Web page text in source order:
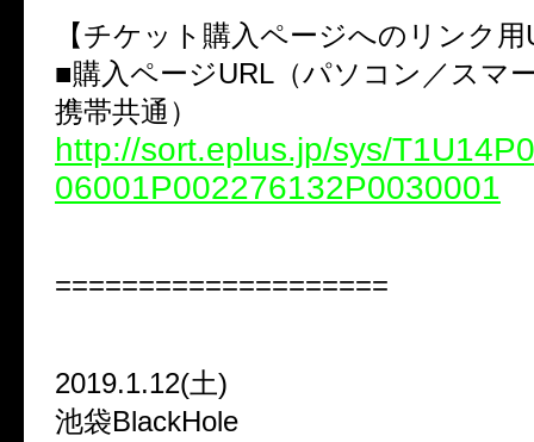
【チケット購入ページへのリンク用
■購入ページURL（パソコン／スマ
携帯共通）
http://sort.eplus.jp/sys/
06001P002276132P0030001
====================
2019.1.12(土)
池袋BlackHole